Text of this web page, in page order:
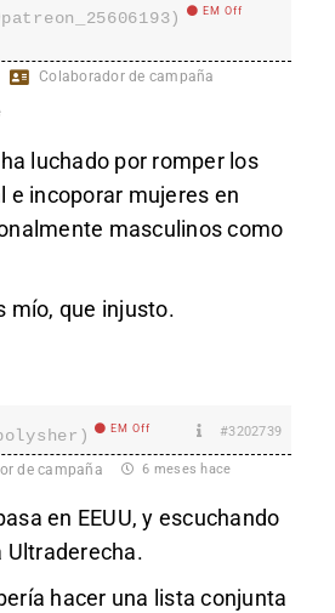
EM Off
Colaborador de campaña
luchado por romper los
e incoporar mujeres en
masculinos como
mío, que injusto.
EM Off #3202739
de campaña 6 meses hace
en EEUU, y escuchando
Ultraderecha.
hacer una lista conjunta